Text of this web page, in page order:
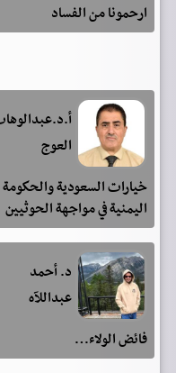
ارحمونا من الفساد
العوج
خيارات السعودية والحكومة
اليمنية في مواجهة الحوثيين
د. أحمد
عبداللآه
فائض الولاء…